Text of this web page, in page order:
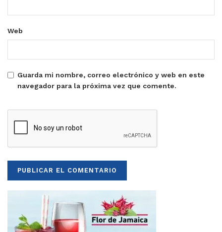
Web
Guarda mi nombre, correo electrónico y web en este
navegador para la próxima vez que comente.